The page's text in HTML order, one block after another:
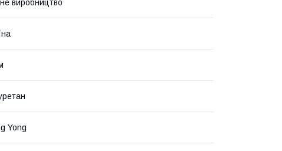
виробництво
Yong